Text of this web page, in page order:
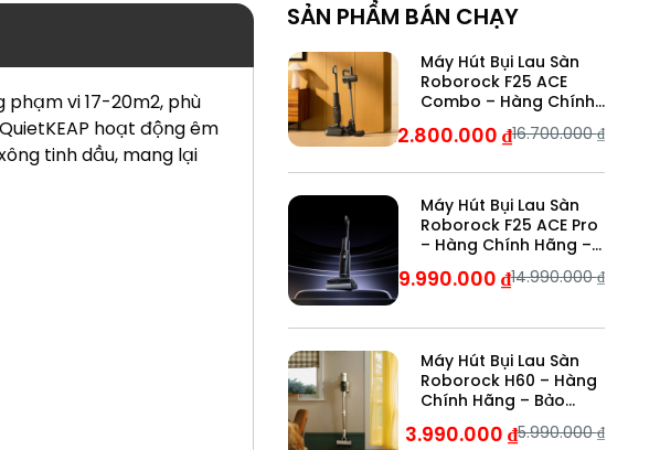
vi 17-20m2, phù
hoạt động êm
tinh dầu, mang lại
SẢN PHẨM BÁN CHẠY
Máy Hút Bụi Lau Sàn
Roborock F25 ACE
Combo – Hàng Chính
Hãng – Bảo Hành 24
Tháng
16.700.000₫
12.800.000 ₫
Máy Hút Bụi Lau Sàn
Roborock F25 ACE Pro
– Hàng Chính Hãng –
Bảo Hành 24 Tháng
14.990.000₫
9.990.000 ₫
Máy Hút Bụi Lau Sàn
Roborock H60 – Hàng
Chính Hãng – Bảo
Hành 24 Tháng
5.990.000₫
3.990.000 ₫